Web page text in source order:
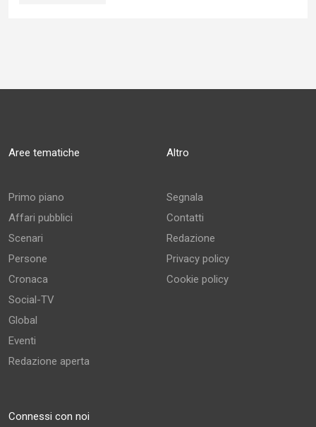
Aree tematiche
Primo piano
Affari pubblici
Scenari
Persone
Cronaca
Social-TV
Global
Eventi
Redazione aperta
Altro
Segnala
Contatti
Redazione
Privacy policy
Cookie policy
Connessi con noi